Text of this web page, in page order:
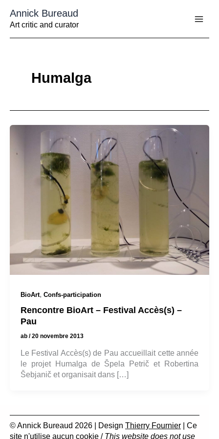
contenu
Annick Bureaud
Art critic and curator
Humalga
BioArt, Confs-participation
Rencontre BioArt – Festival Accès(s) –
Pau
ab /20 novembre 2013
Le Festival Accès(s) de Pau accueillait cette année
le projet Humalga de Špela Petrič et Robertina
Šebjanič et organisait dans […]
© Annick Bureaud 2026 | Design Thierry Fournier | Ce
site n'utilise aucun cookie / This website does not use